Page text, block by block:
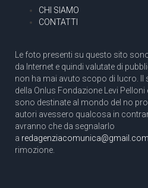
CHI SIAMO
CONTATTI
Le foto presenti su questo sito
da Internet e quindi valutate di
non ha mai avuto scopo di lucro.
della Onlus Fondazione Levi
sono destinate al mondo del no
autori avessero qualcosa in
avranno che da segnalarlo
a redagenziacomunica@gmail.com
rimozione.